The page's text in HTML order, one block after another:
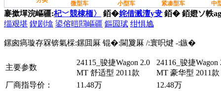
褰撳墠浣嶇疆:杞﹀競棣栭〉 銆�姹借溅澶у叏 銆� 銆嬁ソ軼
缁艰堪 鍥剧墖 鍙傛暟閰嶇疆 鏂囩珷 绀惧尯
鏍囪瘑璇存槑锛氣棌:鏍囬厤 锟�:閫夐厤 /:寰呮煡 -:鏃�
主要参数
24115_骏捷Wagon 2.0
MT 舒适型 2011款
24116_骏捷Wagon
MT 豪华型 2011款
厂商指导价：
11.48万
12.48万